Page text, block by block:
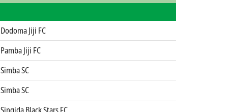
Dodoma Jiji FC
Pamba Jiji FC
Simba SC
Simba SC